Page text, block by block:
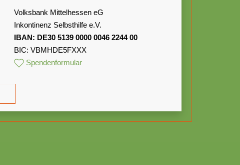
Volksbank Mittelhessen eG
Inkontinenz Selbsthilfe e.V.
IBAN: DE30 5139 0000 0046 2244 00
BIC: VBMHDE5FXXX
Spendenformular